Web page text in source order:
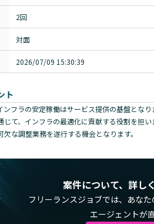
2回
対面
2026/07/09 15:30:39
ト
ンフラの安定稼働はサービス提供の基盤とな
じて、インフラの最適化に貢献する役割を担
な調整業務を遂行する機会となります。
案件について、詳し
フリーランスジョブでは、 あな
エージェントが